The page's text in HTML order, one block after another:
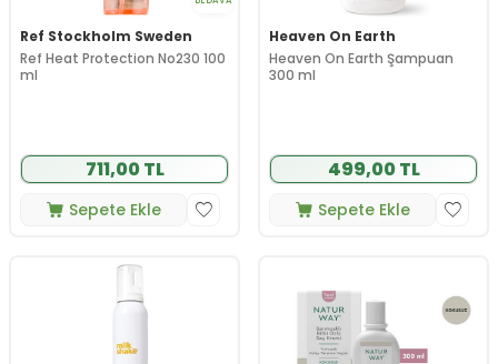
Ref Stockholm Sweden
Ref Heat Protection No230 100
ml
711,00 TL
Sepete Ekle
Heaven On Earth
Heaven On Earth Şampuan
300 ml
499,00 TL
Sepete Ekle